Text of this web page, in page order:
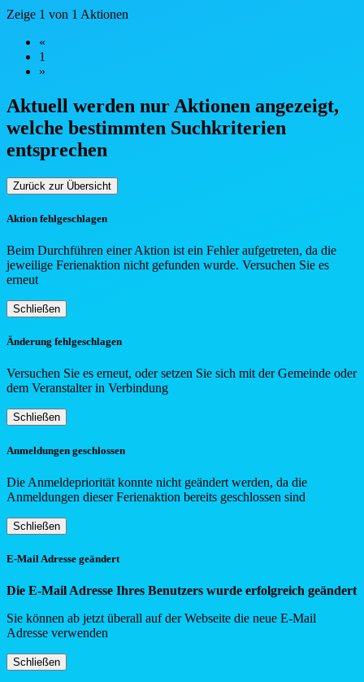
Zeige 1 von 1 Aktionen
«
1
»
Aktuell werden nur Aktionen angezeigt,
welche bestimmten Suchkriterien
entsprechen
Zurück zur Übersicht
Aktion fehlgeschlagen
Beim Durchführen einer Aktion ist ein Fehler aufgetreten, da die
jeweilige Ferienaktion nicht gefunden wurde. Versuchen Sie es
erneut
Schließen
Änderung fehlgeschlagen
Versuchen Sie es erneut, oder setzen Sie sich mit der Gemeinde oder
dem Veranstalter in Verbindung
Schließen
Anmeldungen geschlossen
Die Anmeldepriorität konnte nicht geändert werden, da die
Anmeldungen dieser Ferienaktion bereits geschlossen sind
Schließen
E-Mail Adresse geändert
Die E-Mail Adresse Ihres Benutzers wurde erfolgreich geändert
Sie können ab jetzt überall auf der Webseite die neue E-Mail
Adresse verwenden
Schließen